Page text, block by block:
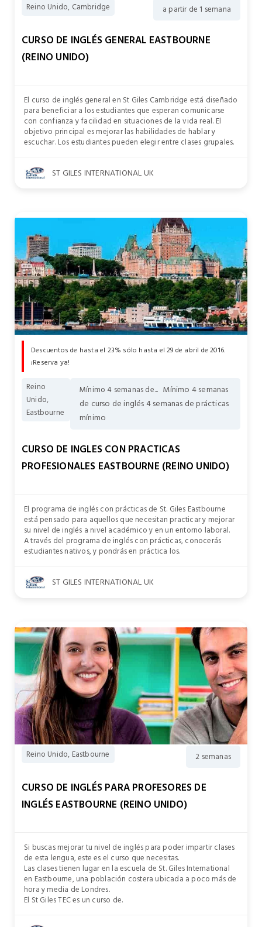
Reino Unido, Cambridge a partir de 1 semana
CURSO DE INGLÉS GENERAL EASTBOURNE
(REINO UNIDO)
El curso de inglés general en St Giles Cambridge está diseñado
para beneficiar a los estudiantes que esperan comunicarse
con confianza y facilidad en situaciones de la vida real. El
objetivo principal es mejorar las habilidades de hablar y
escuchar. Los estudiantes pueden elegir entre clases grupales.
ST GILES INTERNATIONAL UK
Descuentos de hasta el 23% sólo hasta el 29 de abril de 2016.
¡Reserva ya!
Reino
Unido,
Eastbourne
Mínimo 4 semanas de... Mínimo 4 semanas
de curso de inglés 4 semanas de prácticas
mínimo
CURSO DE INGLES CON PRACTICAS
PROFESIONALES EASTBOURNE (REINO UNIDO)
El programa de inglés con prácticas de St. Giles Eastbourne
está pensado para aquellos que necesitan practicar y mejorar
su nivel de inglés a nivel académico y en un entorno laboral.
A través del programa de inglés con prácticas, conocerás
estudiantes nativos, y pondrás en práctica los.
ST GILES INTERNATIONAL UK
Reino Unido, Eastbourne 2 semanas
CURSO DE INGLÉS PARA PROFESORES DE
INGLÉS EASTBOURNE (REINO UNIDO)
Si buscas mejorar tu nivel de inglés para poder impartir clases
de esta lengua, este es el curso que necesitas.
Las clases tienen lugar en la escuela de St. Giles International
en Eastbourne, una población costera ubicada a poco más de
hora y media de Londres.
El St Giles TEC es un curso de.